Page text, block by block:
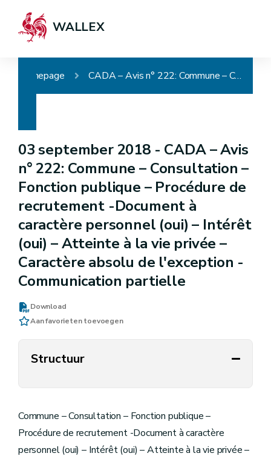
WALLEX
Homepage CADA – Avis n° 222: Commune – Consultation – Fonction publique – Procédure de recrutement -Document à caractère personnel (oui) – Intérêt (oui) – Atteinte à la vie privée – Caractère absolu de l'exception - Communication partielle
03 september 2018 - CADA – Avis
n° 222: Commune – Consultation –
Fonction publique – Procédure de
recrutement -Document à
caractère personnel (oui) – Intérêt
(oui) – Atteinte à la vie privée –
Caractère absolu de l'exception -
Communication partielle
Download
Aan favorieten toevoegen
Structuur
Commune – Consultation – Fonction publique –
Procédure de recrutement -Document à caractère
personnel (oui) – Intérêt (oui) – Atteinte à la vie privée –